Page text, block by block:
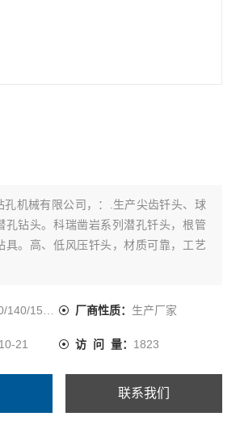
孔机械有限公司，：.生产尖齿钎头、球
孔钻头。科瑞凿岩系列潜孔钎头，根管
具。高、低风压钎头，材质可靠，工艺
150/180 厂商性质： 生产厂家
21 访 问 量： 1823
联系我们